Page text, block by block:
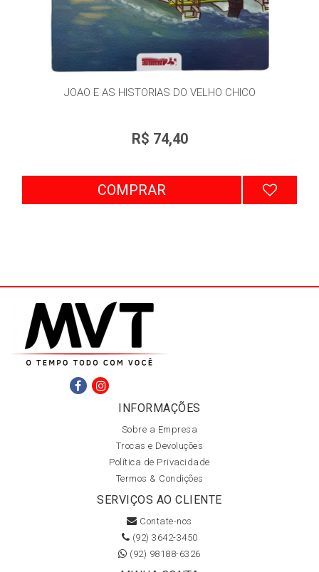
JOAO E AS HISTORIAS DO VELHO CHICO
R$ 74,40
COMPRAR
INFORMAÇÕES
Sobre a Empresa
Trocas e Devoluções
Política de Privacidade
Termos & Condições
SERVIÇOS AO CLIENTE
Contate-nos
(92) 3642-3450
(92) 98188-6326